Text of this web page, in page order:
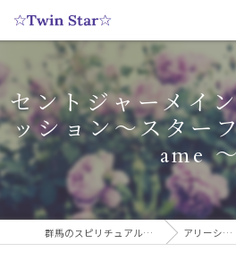
セントジャーメイ
ッション〜スター
ame
群馬のスピリチュアルヒーリングサロンなら実績多数の☆Twin Star☆ アリーシャのスピリチュアルブログ